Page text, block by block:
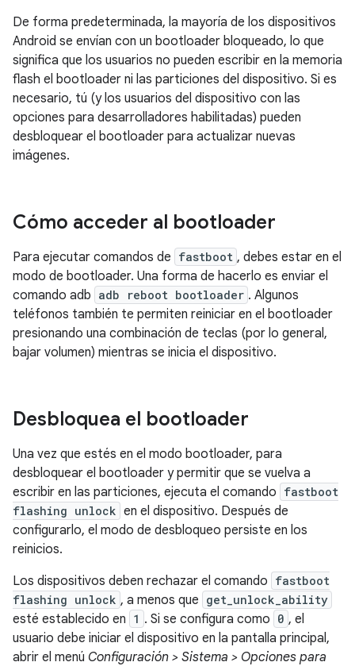
De forma predeterminada, la mayoría de los dispositivos
Android se envían con un bootloader bloqueado, lo que
significa que los usuarios no pueden escribir en la memoria
flash el bootloader ni las particiones del dispositivo. Si es
necesario, tú (y los usuarios del dispositivo con las
opciones para desarrolladores habilitadas) pueden
desbloquear el bootloader para actualizar nuevas
imágenes.
Cómo acceder al bootloader
Para ejecutar comandos de fastboot , debes estar en el
modo de bootloader. Una forma de hacerlo es enviar el
comando adb adb reboot bootloader . Algunos
teléfonos también te permiten reiniciar en el bootloader
presionando una combinación de teclas (por lo general,
bajar volumen) mientras se inicia el dispositivo.
Desbloquea el bootloader
Una vez que estés en el modo bootloader, para
desbloquear el bootloader y permitir que se vuelva a
escribir en las particiones, ejecuta el comando fastboot
flashing unlock en el dispositivo. Después de
configurarlo, el modo de desbloqueo persiste en los
reinicios.
Los dispositivos deben rechazar el comando fastboot
flashing unlock , a menos que get_unlock_ability
esté establecido en 1 . Si se configura como 0 , el
usuario debe iniciar el dispositivo en la pantalla principal,
abrir el menú Configuración > Sistema > Opciones para